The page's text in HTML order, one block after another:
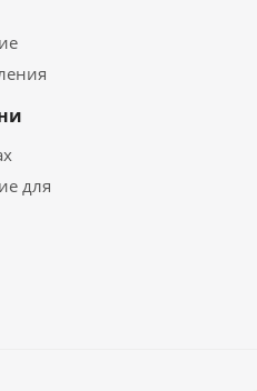
для